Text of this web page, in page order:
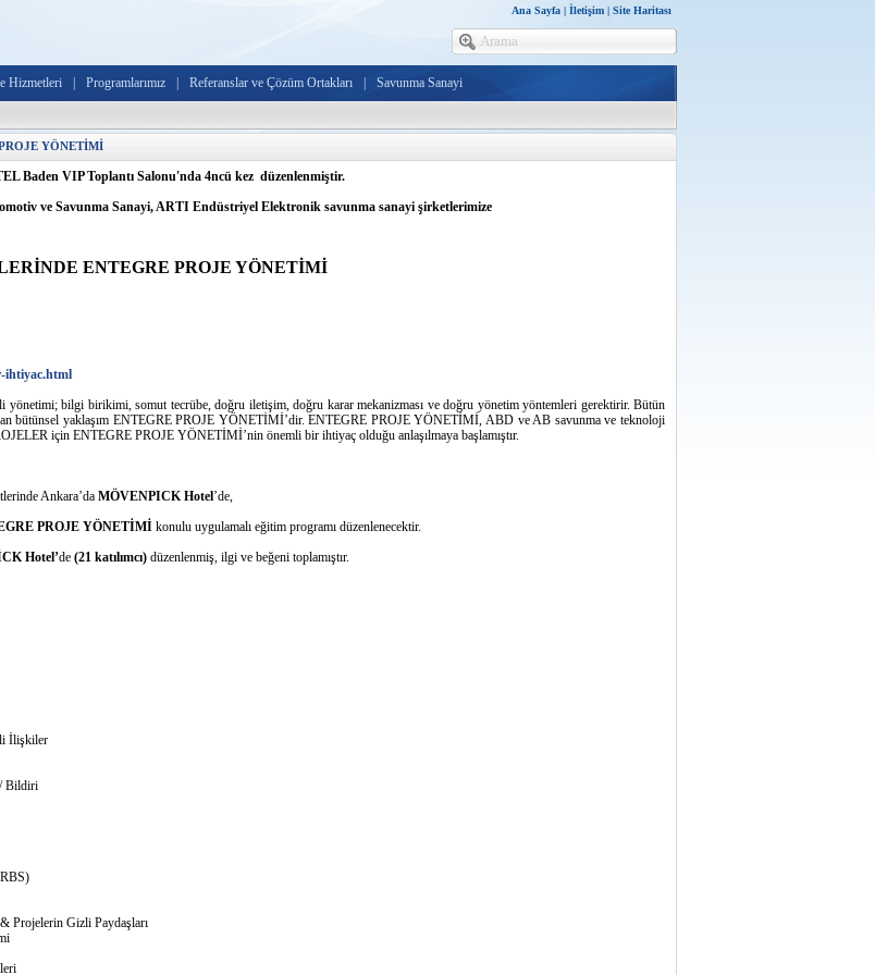
Ana Sayfa | İletişim | Site Haritası
Hizmetleri Programlarımız Referanslar ve Çözüm Ortakları Savunma Sanayi
YÖNETİMİ
Baden VIP Toplantı Salonu'nda 4ncü kez düzenlenmiştir.
ve Savunma Sanayi, ARTI Endüstriyel Elektronik savunma sanayi şirketlerimize
ENTEGRE PROJE YÖNETİMİ
ihtiyac.html
bilgi birikimi, somut tecrübe, doğru iletişim, doğru karar mekanizması ve doğru yönetim yöntemleri gerektirir. Bütün
bütünsel yaklaşım ENTEGRE PROJE YÖNETİMİ’dir. ENTEGRE PROJE YÖNETİMİ, ABD ve AB savunma ve teknoloji
için ENTEGRE PROJE YÖNETİMİ’nin önemli bir ihtiyaç olduğu anlaşılmaya başlamıştır.
Ankara’da MÖVENPICK Hotel’de,
PROJE YÖNETİMİ konulu uygulamalı eğitim programı düzenlenecektir.
Hotel’de (21 katılımcı) düzenlenmiş, ilgi ve beğeni toplamıştır.
İlişkiler
/ Bildiri
Projelerin Gizli Paydaşları